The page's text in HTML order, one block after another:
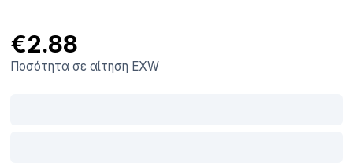
€2.88
Ποσότητα σε αίτηση EXW